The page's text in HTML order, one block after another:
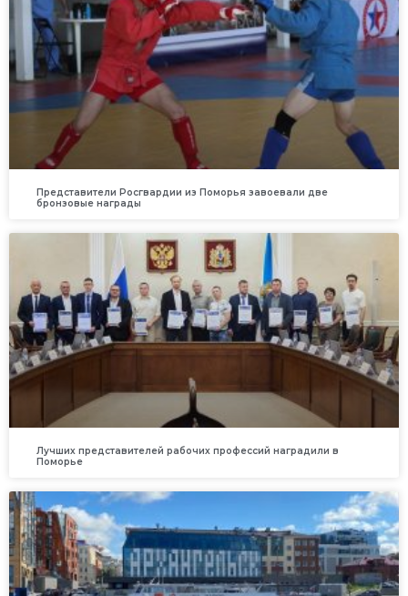
Представители Росгвардии из Поморья завоевали две
бронзовые награды
Лучших представителей рабочих профессий наградили в
Поморье